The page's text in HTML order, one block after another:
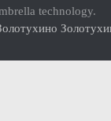
КУЛЬТУРЫ
technology.